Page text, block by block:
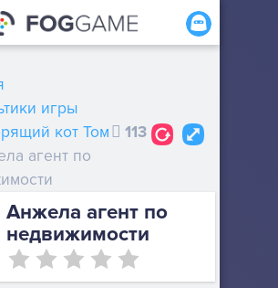
Анжела агент по
недвижимости
игры
кот Том
агент по
113